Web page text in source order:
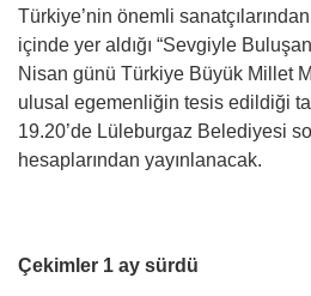
Türkiye’nin önemli
içinde yer aldığı “Sevgiyle
Nisan günü Türkiye Büyük Millet
ulusal egemenliğin tesis edildiği
19.20’de Lüleburgaz Belediyesi
hesaplarından yayınlanacak.
Çekimler 1 ay sürdü